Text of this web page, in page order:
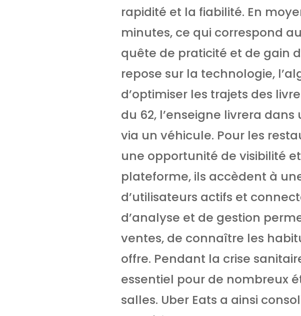
rapidité et la fiabilité. En
minutes, ce qui correspond
quête de praticité et de gain
repose sur la technologie,
d’optimiser les trajets des
du 62, l’enseigne livrera
via un véhicule. Pour les
une opportunité de visibilité
plateforme, ils accèdent à
d’utilisateurs actifs et
d’analyse et de gestion
ventes, de connaître les
offre. Pendant la crise
essentiel pour de nombreux
salles. Uber Eats a ainsi